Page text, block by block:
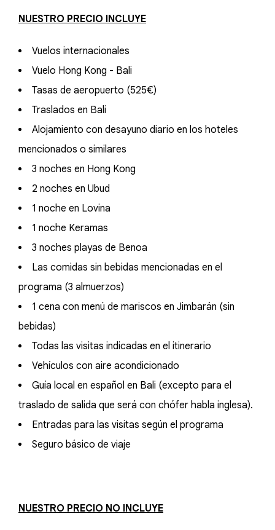
NUESTRO PRECIO INCLUYE
Vuelos internacionales
Vuelo Hong Kong - Bali
Tasas de aeropuerto (525€)
Traslados en Bali
Alojamiento con desayuno diario en los hoteles
mencionados o similares
3 noches en Hong Kong
2 noches en Ubud
1 noche en Lovina
1 noche Keramas
3 noches playas de Benoa
Las comidas sin bebidas mencionadas en el
programa (3 almuerzos)
1 cena con menú de mariscos en Jimbarán (sin
bebidas)
Todas las visitas indicadas en el itinerario
Vehículos con aire acondicionado
Guía local en español en Bali (excepto para el
traslado de salida que será con chófer habla inglesa).
Entradas para las visitas según el programa
Seguro básico de viaje
NUESTRO PRECIO NO INCLUYE